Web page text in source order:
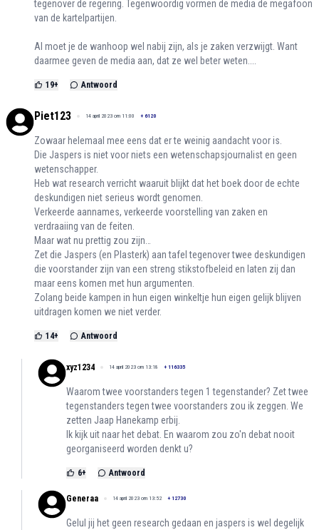
tegenover de regering. Tegenwoordig vormen de media de megafoon
van de kartelpartijen.
Al moet je de wanhoop wel nabij zijn, als je zaken verzwijgt. Want
daarmee geven de media aan, dat ze wel beter weten....
19+ Antwoord
Piet123 14 april 2023 om 11:00 + 6120
Zowaar helemaal mee eens dat er te weinig aandacht voor is.
Die Jaspers is niet voor niets een wetenschapsjournalist en geen
wetenschapper.
Heb wat research verricht waaruit blijkt dat het boek door de echte
deskundigen niet serieus wordt genomen.
Verkeerde aannames, verkeerde voorstelling van zaken en
verdraaiing van de feiten.
Maar wat nu prettig zou zijn…
Zet die Jaspers (en Plasterk) aan tafel tegenover twee deskundigen
die voorstander zijn van een streng stikstofbeleid en laten zij dan
maar eens komen met hun argumenten.
Zolang beide kampen in hun eigen winkeltje hun eigen gelijk blijven
uitdragen komen we niet verder.
14+ Antwoord
xyz1234 14 april 2023 om 13:18 + 116335
Waarom twee voorstanders tegen 1 tegenstander? Zet twee
tegenstanders tegen twee voorstanders zou ik zeggen. We
zetten Jaap Hanekamp erbij.
Ik kijk uit naar het debat. En waarom zou zo'n debat nooit
georganiseerd worden denkt u?
6+ Antwoord
Generaa 14 april 2023 om 13:52 + 12730
Gelul jij het geen research gedaan en jaspers is wel degelijk